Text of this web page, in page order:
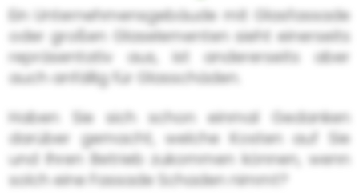
Ein Unternehmensgebäude mit Glasfassade
oder großen Glaselementen sieht einerseits
repräsentativ aus, ist andererseits aber
auch anfällig für Glasschäden.
Haben Sie sich schon einmal Gedanken
darüber gemacht, welche Kosten auf Sie
und Ihren Betrieb zukommen können, wenn
solch eine Fassade Schaden nimmt?